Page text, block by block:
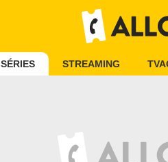
SÉRIES STREAMING